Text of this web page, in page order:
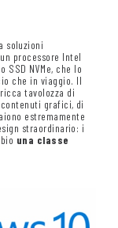
soluzioni
processore Intel
SSD NVMe, che lo
che in viaggio. Il
tavolozza di
grafici, di
estremamente
straordinario: i
una classe